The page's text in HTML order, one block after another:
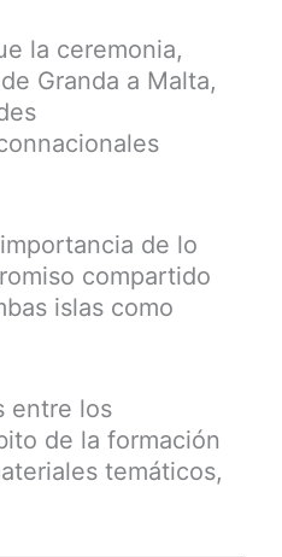
la ceremonia,
Granda a Malta,
de lo
compartido
islas como
entre los
de la formación
temáticos,